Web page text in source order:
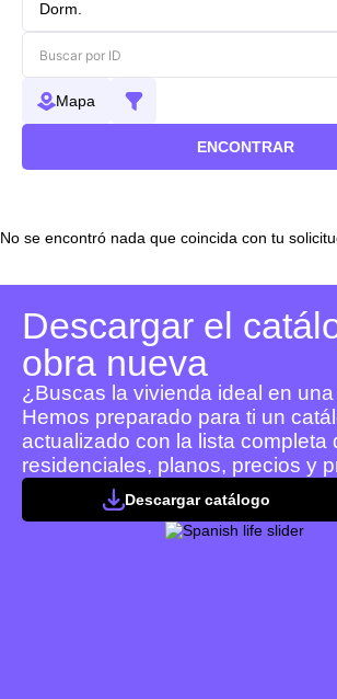
Mapa
ENCONTRAR
No se encontró nada que coincida con tu
Descargar el
obra nueva
¿Buscas la vivienda ideal en
Hemos preparado para ti un
actualizado con la lista completa
residenciales, planos, precios y
Descargar catálogo